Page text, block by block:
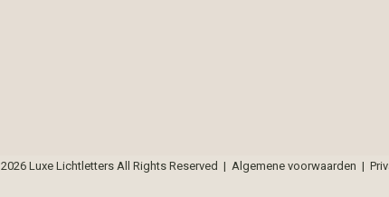
2026 Luxe Lichtletters All Rights Reserved | Algemene voorwaarden |